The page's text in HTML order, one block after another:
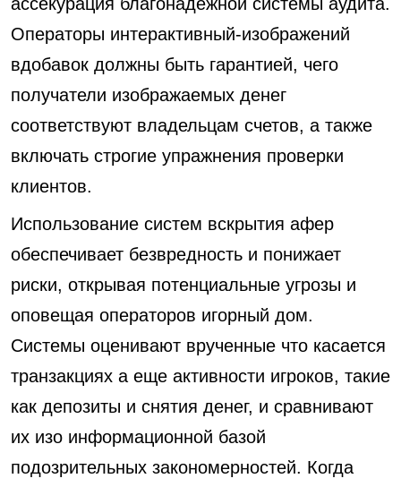
Операторы интерактивный-изображений
вдобавок должны быть гарантией, чего
получатели изображаемых денег
соответствуют владельцам счетов, а также
включать строгие упражнения проверки
клиентов.
Использование систем вскрытия афер
обеспечивает безвредность и понижает
риски, открывая потенциальные угрозы и
оповещая операторов игорный дом.
Системы оценивают врученные что касается
транзакциях а еще активности игроков, такие
как депозиты и снятия денег, и сравнивают
их изо информационной базой
подозрительных закономерностей. Когда